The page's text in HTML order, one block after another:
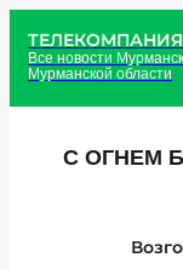
ТЕЛЕКОМПАНИЯ
Все новости
Мурманской области
С ОГНЕМ